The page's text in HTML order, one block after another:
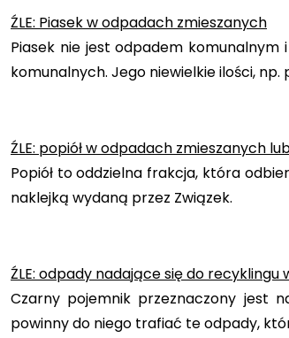
ŹLE: Piasek w odpadach zmieszanych
Piasek nie jest odpadem
komunalnych. Jego niewielkie ilości,
ŹLE: popiół w odpadach zmieszanych
Popiół to oddzielna frakcja, która
naklejką wydaną przez Związek.
ŹLE: odpady nadające się do
Czarny pojemnik przeznaczony jest
powinny do niego trafiać te odpady,